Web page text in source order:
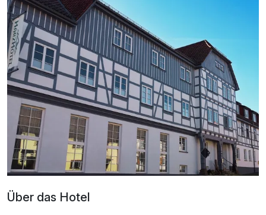
Über das Hotel